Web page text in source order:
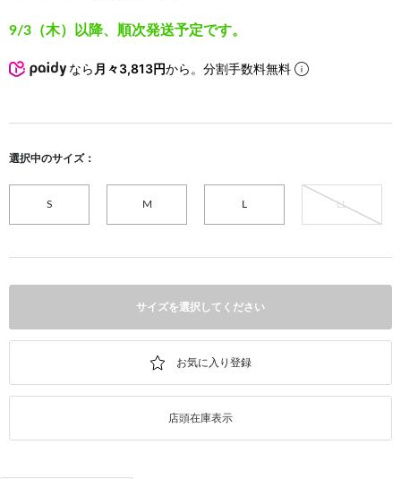
9/3（木）以降、順次発送予定です。
なら 月々3,813円から。分割手数料無料
選択中のサイズ：
S M LL
サイズを選択してください
店頭在庫表示